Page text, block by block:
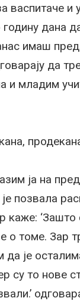
и
дана
имаш
да
и младим
ја на
позвала
каже:
о томе. Зар
је
су то нове